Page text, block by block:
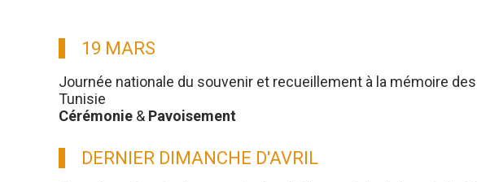
19 MARS
Journée nationale du souvenir et recueillement à la mémoire
Tunisie
Cérémonie & Pavoisement
DERNIER DIMANCHE D'AVRIL